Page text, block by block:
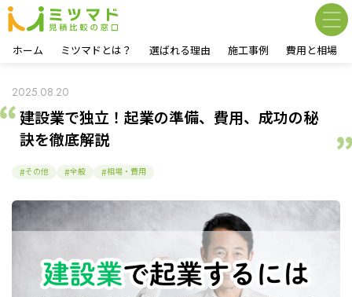
ホーム ミツマドとは？ 選ばれる理由 施工事例 費用と相場
2025.08.20
建設業で独立！起業の準備、費用、成功の秘
訣を徹底解説
その他 全般 相場・費用